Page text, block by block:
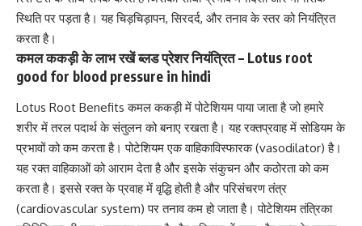
स्थिति पर पड़ता है। यह चिड़चिड़ापन,सिरदर्द, और तनाव के स्तर को नियंत्रित
करता है।
कमल ककड़ी के लाभ रखें ब्लड प्रेशर नियंत्रित – Lotus root
good for blood pressure in hindi
Lotus Root Benefits कमल ककड़ी मेंपोटेशियमपाया जाता है जो हमारे
शरीर में तरल पदार्थ के संतुलन को बनाए रखता है। यह रक्तप्रवाह में सोडियम के
प्रभावों को कम करता है। पोटेशियम एकवाहिकाविस्फारक (vasodilator) है।
यह रक्त वाहिकाओं को आराम देता है और इसके संकुचन और कठोरता को कम
करता है। इससे रक्त के प्रवाह में वृद्धि होती है और परिसंचरण तंत्र
(cardiovascular system) पर तनाव कम हो जाता है। पोटेशियम तंत्रिका